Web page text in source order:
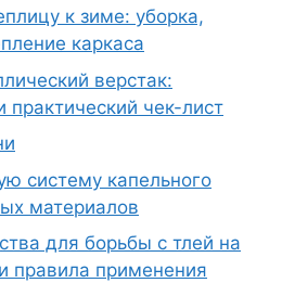
к зиме: уборка,
каркаса
верстак:
практический чек-лист
систему капельного
материалов
для борьбы с тлей на
правила применения